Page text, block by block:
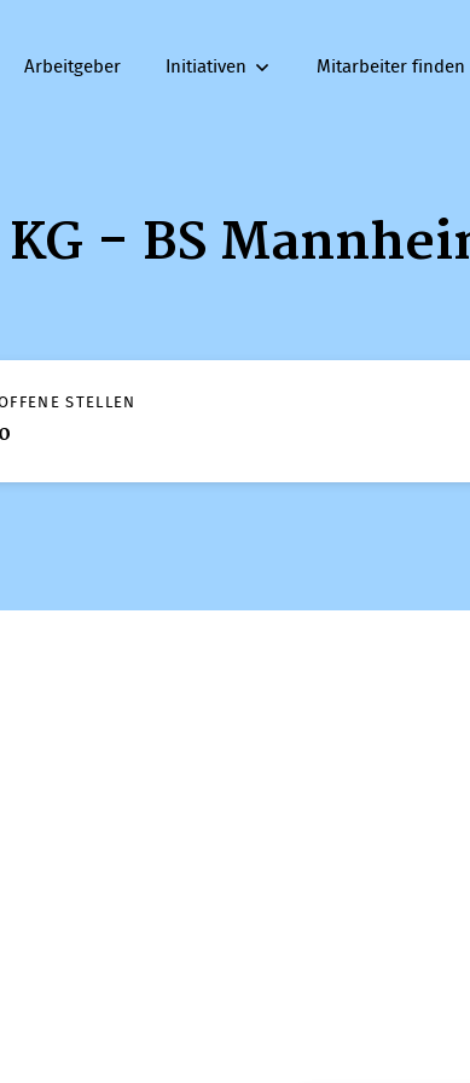
Arbeitgeber Initiativen Mitarbeiter finden
- BS
STELLEN
0